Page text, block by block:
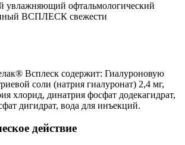
увлажняющий офтальмологический
ВСПЛЕСК свежести
Всплеск содержит: Гиалуроновую
соли (натрия гиалуронат) 2,4 мг,
хлорид, динатрия фосфат додекагидрат,
дигидрат, вода для инъекций.
действие